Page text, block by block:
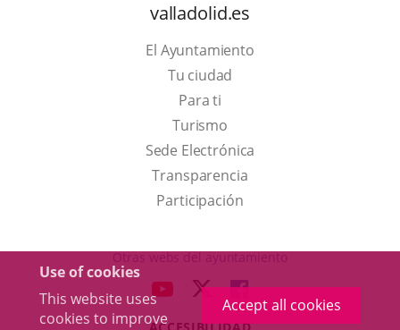
Use of cookies
This website uses
cookies to improve
Accept all cookies
valladolid.es
El Ayuntamiento
Tu ciudad
Para ti
TurismoThis
link
will
open
a
up
window.
Sede Electrónica
Transparencia
Participación
Otras webs del ayuntamiento
LINK LINK
TO
LINK
TO